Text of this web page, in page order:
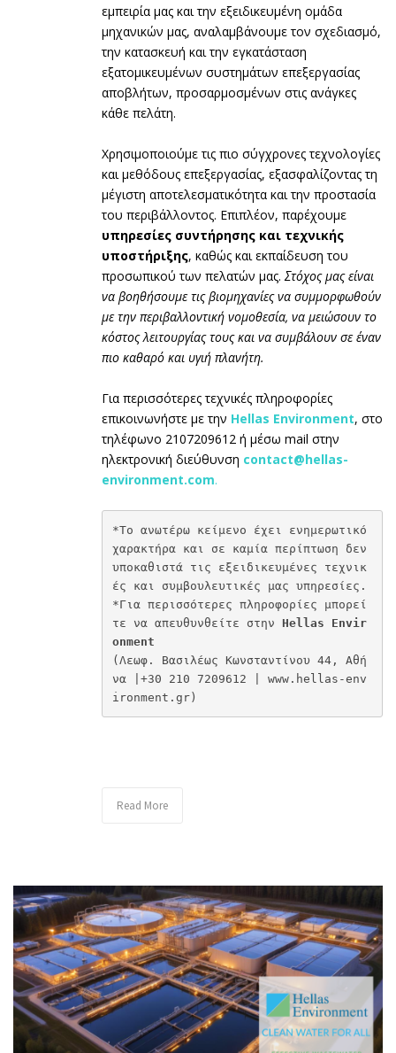
εμπειρία μας και την εξειδικευμένη ομάδα
μηχανικών μας, αναλαμβάνουμε τον σχεδιασμό,
την κατασκευή και την εγκατάσταση
εξατομικευμένων συστημάτων επεξεργασίας
αποβλήτων, προσαρμοσμένων στις ανάγκες
κάθε πελάτη.
Χρησιμοποιούμε τις πιο σύγχρονες τεχνολογίες
και μεθόδους επεξεργασίας, εξασφαλίζοντας τη
μέγιστη αποτελεσματικότητα και την προστασία
του περιβάλλοντος. Επιπλέον, παρέχουμε
υπηρεσίες συντήρησης και τεχνικής
υποστήριξης, καθώς και εκπαίδευση του
προσωπικού των πελατών μας. Στόχος μας είναι
να βοηθήσουμε τις βιομηχανίες να συμμορφωθούν
με την περιβαλλοντική νομοθεσία, να μειώσουν το
κόστος λειτουργίας τους και να συμβάλουν σε έναν
πιο καθαρό και υγιή πλανήτη.
Για περισσότερες τεχνικές πληροφορίες
επικοινωνήστε με την Hellas Environment, στο
τηλέφωνο 2107209612 ή μέσω mail στην
ηλεκτρονική διεύθυνση contact@hellas-
environment.com.
*Το ανωτέρω κείμενο έχει ενημερωτικό
χαρακτήρα και σε καμία περίπτωση δεν
υποκαθιστά τις εξειδικευμένες τεχνικ
ές και συμβουλευτικές μας υπηρεσίες.
*Για περισσότερες πληροφορίες μπορεί
τε να απευθυνθείτε στην Hellas Envir
onment
(Λεωφ. Βασιλέως Κωνσταντίνου 44, Αθή
να |+30 210 7209612 | www.hellas-env
ironment.gr)
Read More